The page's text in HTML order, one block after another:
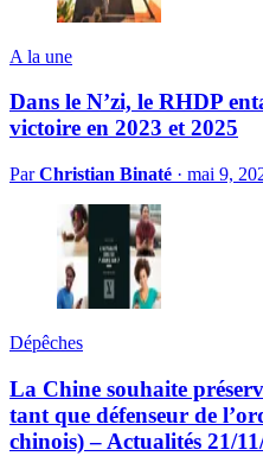
A la une
Dans le N’zi, le RHDP
victoire en 2023 et 2025
ParChristian Binaté · mai 9,
Dépêches
La Chine souhaite
tant que défenseur de
chinois) – Actualités 21/